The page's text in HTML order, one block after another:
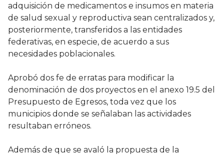
adquisición de medicamentos e insumos en materia
de salud sexual y reproductiva sean centralizados y,
posteriormente, transferidos a las entidades
federativas, en especie, de acuerdo a sus
necesidades poblacionales.
Aprobó dos fe de erratas para modificar la
denominación de dos proyectos en el anexo 19.5 del
Presupuesto de Egresos, toda vez que los
municipios donde se señalaban las actividades
resultaban erróneos.
Además de que se avaló la propuesta de la